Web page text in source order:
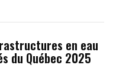
en eau
du Québec 2025